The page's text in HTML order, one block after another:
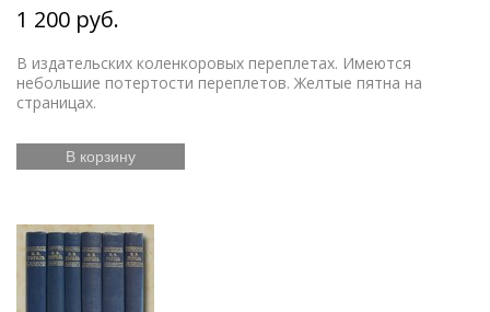
1 200 руб.
В издательских коленкоровых переплетах. Имеются
небольшие потертости переплетов. Желтые пятна на
страницах.
В корзину